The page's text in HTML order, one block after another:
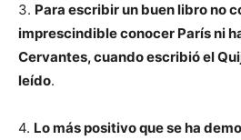
3. Para escribir un buen libro no
imprescindible conocer París ni
Cervantes, cuando escribió el
leído.
4. Lo más positivo que se ha